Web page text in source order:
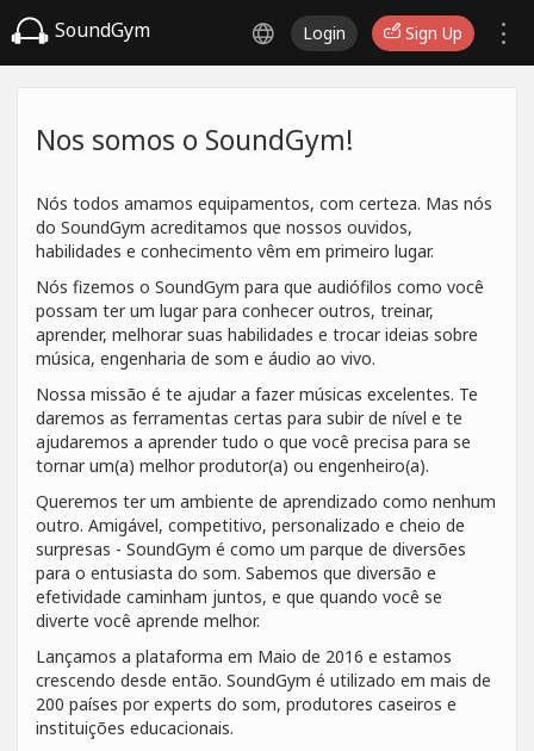
SoundGym Login Sign Up
Nos somos o SoundGym!
Nós todos amamos equipamentos, com certeza. Mas nós
do SoundGym acreditamos que nossos ouvidos,
habilidades e conhecimento vêm em primeiro lugar.
Nós fizemos o SoundGym para que audiófilos como você
possam ter um lugar para conhecer outros, treinar,
aprender, melhorar suas habilidades e trocar ideias sobre
música, engenharia de som e áudio ao vivo.
Nossa missão é te ajudar a fazer músicas excelentes. Te
daremos as ferramentas certas para subir de nível e te
ajudaremos a aprender tudo o que você precisa para se
tornar um(a) melhor produtor(a) ou engenheiro(a).
Queremos ter um ambiente de aprendizado como nenhum
outro. Amigável, competitivo, personalizado e cheio de
surpresas - SoundGym é como um parque de diversões
para o entusiasta do som. Sabemos que diversão e
efetividade caminham juntos, e que quando você se
diverte você aprende melhor.
Lançamos a plataforma em Maio de 2016 e estamos
crescendo desde então. SoundGym é utilizado em mais de
200 países por experts do som, produtores caseiros e
instituições educacionais.